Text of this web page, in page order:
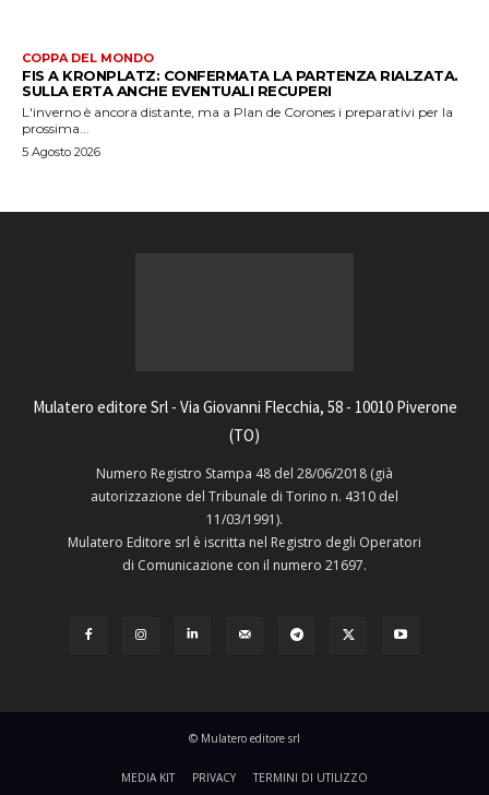
COPPA DEL MONDO
FIS A KRONPLATZ: CONFERMATA LA PARTENZA RIALZATA.
SULLA ERTA ANCHE EVENTUALI RECUPERI
L'inverno è ancora distante, ma a Plan de Corones i preparativi per la
prossima...
5 Agosto 2026
Mulatero editore Srl - Via Giovanni Flecchia, 58 - 10010 Piverone
(TO)
Numero Registro Stampa 48 del 28/06/2018 (già
autorizzazione del Tribunale di Torino n. 4310 del
11/03/1991).
Mulatero Editore srl è iscritta nel Registro degli Operatori
di Comunicazione con il numero 21697.
© Mulatero editore srl
MEDIA KIT PRIVACY TERMINI DI UTILIZZO